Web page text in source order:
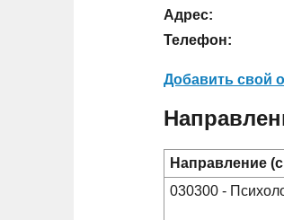
Адрес:
Телефон:
Добавить свой
Направление
030300 -